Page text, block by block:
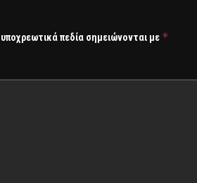
πεδία σημειώνονται με *